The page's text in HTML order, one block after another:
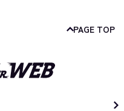
PAGE TOP